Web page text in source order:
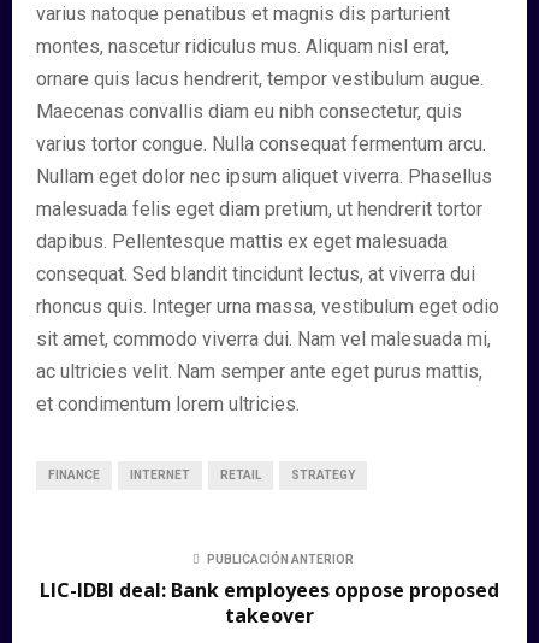
varius natoque penatibus et magnis dis parturient
montes, nascetur ridiculus mus. Aliquam nisl erat,
ornare quis lacus hendrerit, tempor vestibulum augue.
Maecenas convallis diam eu nibh consectetur, quis
varius tortor congue. Nulla consequat fermentum arcu.
Nullam eget dolor nec ipsum aliquet viverra. Phasellus
malesuada felis eget diam pretium, ut hendrerit tortor
dapibus. Pellentesque mattis ex eget malesuada
consequat. Sed blandit tincidunt lectus, at viverra dui
rhoncus quis. Integer urna massa, vestibulum eget odio
sit amet, commodo viverra dui. Nam vel malesuada mi,
ac ultricies velit. Nam semper ante eget purus mattis,
et condimentum lorem ultricies.
FINANCE INTERNET RETAIL STRATEGY
PUBLICACIÓN ANTERIOR
LIC-IDBI deal: Bank employees oppose proposed
takeover